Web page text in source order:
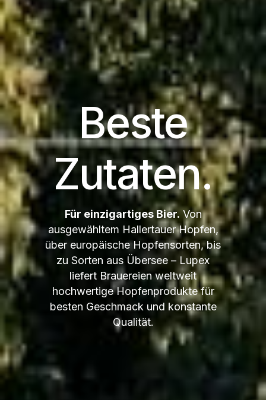
Beste
Zutaten.
Für einzigartiges Bier.Von
ausgewähltem Hallertauer Hopfen,
über europäische Hopfensorten, bis
zu Sorten aus Übersee – Lupex
liefert Brauereien weltweit
hochwertige Hopfenprodukte für
besten Geschmack und konstante
Qualität.